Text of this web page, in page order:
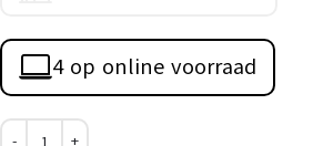
4 op online voorraad